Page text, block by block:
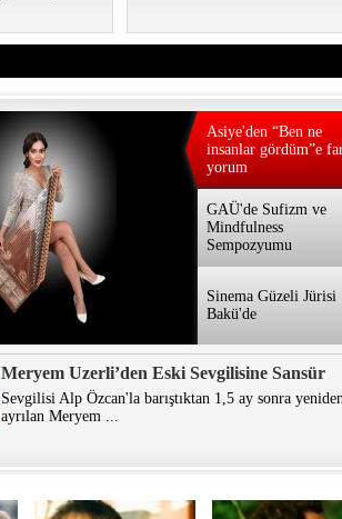
Asiye'den “Ben ne
insanlar gördüm”e
yorum
GAÜ'de Sufizm ve
Mindfulness
Sempozyumu
Sinema Güzeli Jürisi
Bakü'de
Meryem Uzerli’den Eski Sevgilisine Sansür
Sevgilisi Alp Özcan'la barıştıktan 1,5 ay sonra
ayrılan Meryem ...